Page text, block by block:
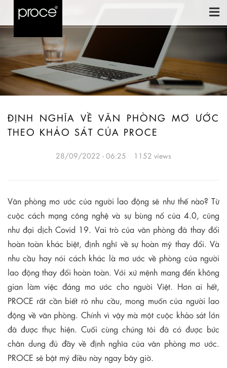
ĐỊNH NGHĨA VỀ VĂN PHÒNG MƠ ƯỚC
THEO KHẢO SÁT CỦA PROCE
28/09/2022 - 06:25 1152 views
Văn phòng mơ ước của người lao động sẽ như thế nào? Từ
cuộc cách mạng công nghệ và sự bùng nổ của 4.0, cũng
như đại dịch Covid 19. Vai trò của văn phòng đã thay đổi
hoàn toàn khác biệt, định nghĩ về sự hoàn mỹ thay đổi. Và
nhu cầu hay nói cách khác là mơ ước về phòng của người
lao động thay đổi hoàn toàn. Với xứ mệnh mang đến không
gian làm việc đáng mơ ước cho người Việt. Hơn ai hết,
PROCE rất cần biết rõ nhu cầu, mong muốn của người lao
động về văn phòng. Chính vì vậy mà một cuộc khảo sát lớn
đã được thực hiện. Cuối cùng chúng tôi đã có được bức
chân dung đủ đầy về định nghĩa của văn phòng mơ ước.
PROCE sẽ bật mý điều này ngay bây giờ.